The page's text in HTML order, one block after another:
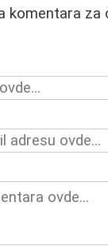
komentara za